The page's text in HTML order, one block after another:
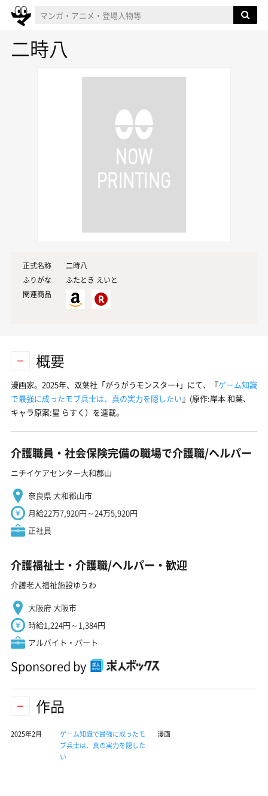
二時八
正式名称
二時八
ふりがな
ふたとき えいと
関連商品
概要
漫画家。2025年、双葉社「がうがうモンスター+」にて、『ゲーム知識
で最強に成ったモブ兵士は、真の実力を隠したい』(原作:岸本 和葉、
キャラ原案:星 らすく）を連載。
介護職員・社会保険完備の職場で介護職/ヘルパー
ニチイケアセンター大和郡山
奈良県 大和郡山市
月給22万7,920円～24万5,920円
正社員
介護福祉士・介護職/ヘルパー・歓迎
介護老人福祉施設ゆうわ
大阪府 大阪市
時給1,224円～1,384円
アルバイト・パート
Sponsored by
作品
2025年2月
ゲーム知識で最強に成ったモ
ブ兵士は、真の実力を隠した
い
漫画